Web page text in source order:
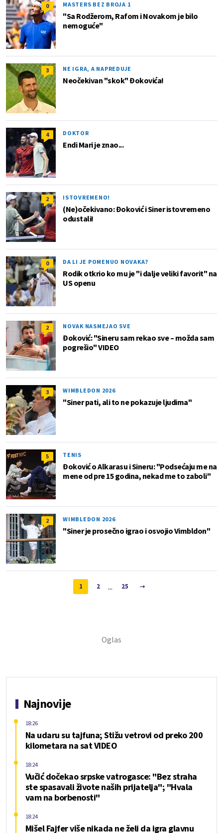
0 MASTERS BEZ BROJA 1
"Sa Rodžerom, Rafom i Novakom je bilo
nemoguće"
3 NE IGRA, A NAPREDUJE
Neočekivan "skok" Đokovića!
4 DOKTOR
Endi Mari je znao...
2 ISTOVREMENO!
(Ne)očekivano: Đoković i Siner istovremeno
odustali!
0 DA LI JE POMENUO NOVAKA?
Rodik otkrio ko mu je "i dalje veliki favorit" na
US openu
2 NOVAK NASMEJAO SVE
Đoković: "Sineru sam rekao sve – možda sam
pogrešio" VIDEO
3 WIMBLEDON 2026
"Siner pati, ali to ne pokazuje ljudima"
5 TENIS
Đoković o Alkarasu i Sineru: "Podsećaju me na
mene od pre 15 godina, nekad me to zaboli"
2 WIMBLEDON 2026
"Siner je prosečno igrao i osvojio Vimbldon"
1 2 ... 25
Najnovije
Na udaru su tajfuna; Stižu vetrovi od preko 200
kilometara na sat VIDEO
18:26
Vučić dočekao srpske vatrogasce: "Bez straha
ste spasavali živote naših prijatelja"; "Hvala
vam na borbenosti"
18:24
Mišel Fajfer više nikada ne želi da igra glavnu
18:24